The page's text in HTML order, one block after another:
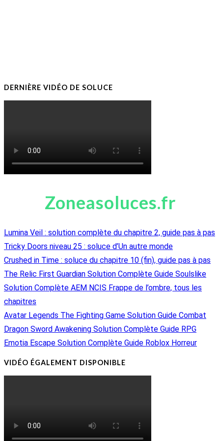
DERNIÈRE VIDÉO DE SOLUCE
Zoneasoluces.fr
Lumina Veil : solution complète du chapitre 2, guide pas à pas
Tricky Doors niveau 25 : soluce d’Un autre monde
Crushed in Time : soluce du chapitre 10 (fin), guide pas à pas
The Relic First Guardian Solution Complète Guide Soulslike
Solution Complète AEM NCIS Frappe de l’ombre, tous les
chapitres
Avatar Legends The Fighting Game Solution Guide Combat
Dragon Sword Awakening Solution Complète Guide RPG
Emotia Escape Solution Complète Guide Roblox Horreur
VIDÉO ÉGALEMENT DISPONIBLE